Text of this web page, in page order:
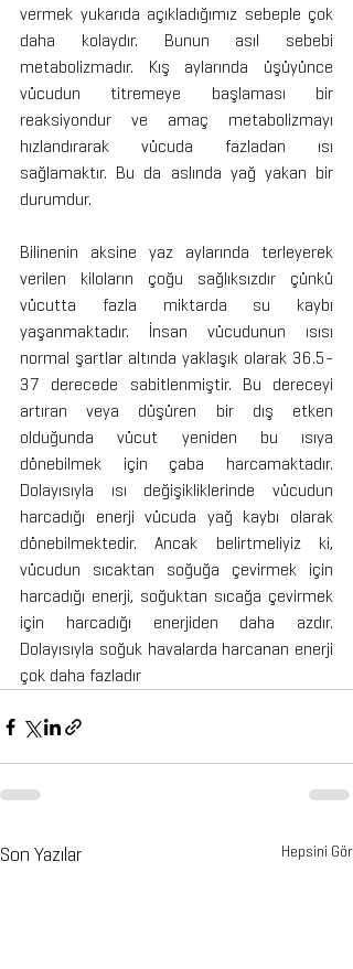
vermek yukarıda açıkladığımız sebeple çok
daha kolaydır. Bunun asıl sebebi
metabolizmadır. Kış aylarında üşüyünce
vücudun titremeye başlaması bir
reaksiyondur ve amaç metabolizmayı
hızlandırarak vücuda fazladan ısı
sağlamaktır. Bu da aslında yağ yakan bir
durumdur.
Bilinenin aksine yaz aylarında terleyerek
verilen kiloların çoğu sağlıksızdır çünkü
vücutta fazla miktarda su kaybı
yaşanmaktadır. İnsan vücudunun ısısı
normal şartlar altında yaklaşık olarak 36.5-
37 derecede sabitlenmiştir. Bu dereceyi
artıran veya düşüren bir dış etken
olduğunda vücut yeniden bu ısıya
dönebilmek için çaba harcamaktadır.
Dolayısıyla ısı değişikliklerinde vücudun
harcadığı enerji vücuda yağ kaybı olarak
dönebilmektedir. Ancak belirtmeliyiz ki,
vücudun sıcaktan soğuğa çevirmek için
harcadığı enerji, soğuktan sıcağa çevirmek
için harcadığı enerjiden daha azdır.
Dolayısıyla soğuk havalarda harcanan enerji
çok daha fazladır
Son Yazılar Hepsini Gör